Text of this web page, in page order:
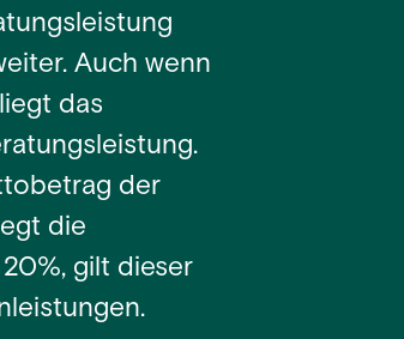
Auch wenn
das
der
die
gilt dieser